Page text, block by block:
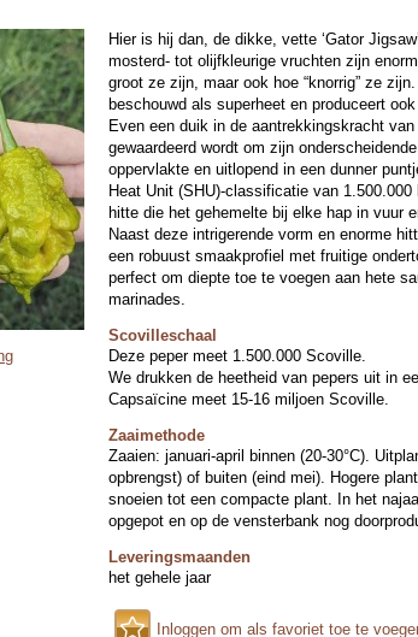
Hier is hij dan, de dikke, vette ‘Gator
mosterd- tot olijfkleurige vruchten zijn
groot ze zijn, maar ook hoe “knorrig” ze
beschouwd als superheet en produceert
Even een duik in de aantrekkingskracht
gewaardeerd wordt om zijn
oppervlakte en uitlopend in een dunner
Heat Unit (SHU)-classificatie van
hitte die het gehemelte bij elke hap in vuur
Naast deze intrigerende vorm en enorme
een robuust smaakprofiel met fruitige
perfect om diepte toe te voegen aan hete
marinades.
Scovilleschaal
Deze peper meet 1.500.000 Scoville.
We drukken de heetheid van pepers uit in
Capsaïcine meet 15-16 miljoen Scoville.
Zaaimethode
Zaaien: januari-april binnen (20-30°C).
opbrengst) of buiten (eind mei). Hogere
snoeien tot een compacte plant. In het
opgepot en op de vensterbank nog
Leveringsmaanden
het gehele jaar
Inloggen om als favoriet toe te